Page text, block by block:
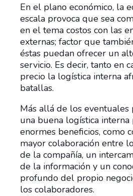
En el plano económico, la
escala provoca que sea
en el tema costos con las
externas; factor que
éstas puedan ofrecer un
servicio. Es decir, tanto en
precio la logística interna
batallas.
Más allá de los
una buena logística interna
enormes beneficios, como
mayor colaboración entre
de la compañía, un
de la información y un
profundo del propio
los colaboradores.